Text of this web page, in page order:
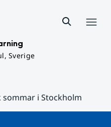
Sverige
i Stockholm